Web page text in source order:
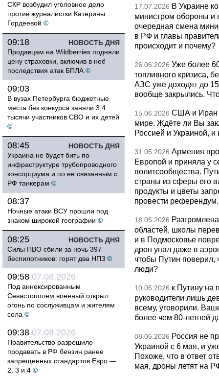
СКР возбудил уголовное дело
против журналистки Катерины
Гордеевой ©
НОВОСТЬ ДНЯ
09:18
Продавцам на Wildberries подняли
цену страховки, включив в неё
последствия атак БПЛА ©
09:03
В вузах Петербурга бюджетные
места без конкурса заняли 3,4
тысячи участников СВО и их детей
©
НОВОСТЬ ДНЯ
08:45
Украина не будет бить по
инфраструктуре трубопроводного
консорциума и по не связанным с
РФ танкерам ©
08:37
Ночные атаки ВСУ прошли под
знаком широкой географии ©
НОВОСТЬ ДНЯ
08:25
Силы ПВО сбили за ночь 397
беспилотников: горят два НПЗ ©
09:58 07.08.2026
Под аннексированным
Севастополем военный открыл
огонь по сослуживцам и жителям
села ©
09:38 07.08.2026
Правительство разрешило
продавать в РФ бензин ранее
запрещенных стандартов Евро —
2, 3 и 4 ©
17.07.2026 В Украине
министром обороны и
очередная смена
в РФ и главы
происходит и почему?
26.06.2026 Уже более
топливного кризиса,
АЗС уже доходят до
вообще закрылись.
15.06.2026 США и Иран
мире. Ждёте ли Вы
Россией и Украиной,
31.05.2026 Армения
Европой и приняла у
политсообщества.
страны из сферы его
продукты и цветы
провести
18.05.2026
областей, школы
и в Подмосковье
дрон упал даже в
чтобы Путин поверил,
люди?
10.05.2026 к Путину на
руководители лишь
всему, уговорили.
более чем 80-летней
08.05.2026 Россия не
Украиной с 6 мая, и
Похоже, что в ответ
мая, дроны летят на